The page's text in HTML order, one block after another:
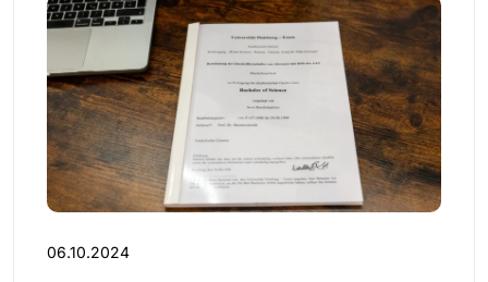
06.10.2024